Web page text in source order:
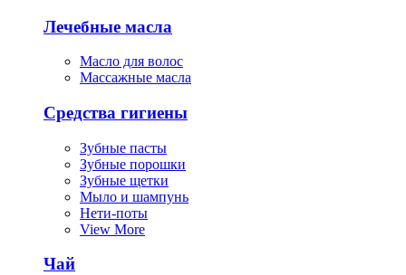
Лечебные масла
Масло для волос
Массажные масла
Средства гигиены
Зубные пасты
Зубные порошки
Зубные щетки
Мыло и шампунь
Нети-поты
View More
Чай